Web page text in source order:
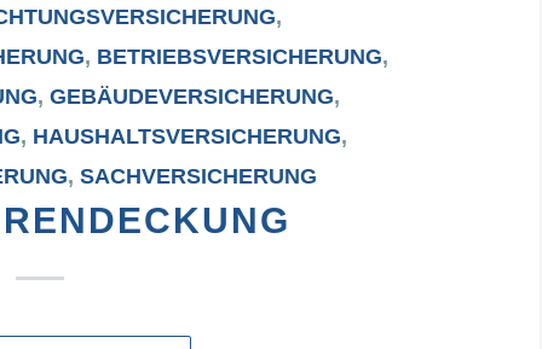
,
, BETRIEBSVERSICHERUNG,
, GEBÄUDEVERSICHERUNG,
, HAUSHALTSVERSICHERUNG,
,SACHVERSICHERUNG